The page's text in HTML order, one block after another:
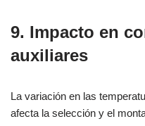
9. Impacto en
auxiliares
La variación en las
afecta la selección y el